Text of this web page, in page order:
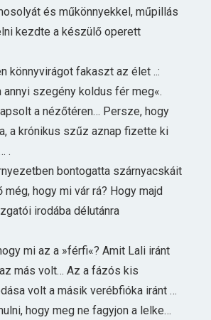
és műkönnyekkel, műpillás
kezdte a készülő operett
könnyvirágot fakaszt az élet ..:
szegény koldus fér meg«.
a nézőtéren… Persze, hogy
a krónikus szűz aznap fizette ki
.
bontogatta szárnyacskáit
még, hogy mi vár rá? Hogy majd
irodába délutánra
mi az a »férfi«? Amit Lali iránt
más volt… Az a fázós kis
volt a másik verébfióka iránt …
hogy meg ne fagyjon a lelke…